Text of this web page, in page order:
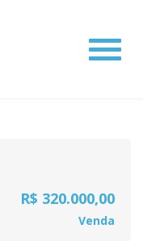
#
R$ 320.000,00
Venda